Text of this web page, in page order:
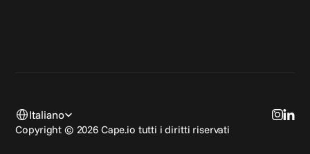
Copyright © 2026 Cape.io tutti i diritti riservati
Select Language
Italiano